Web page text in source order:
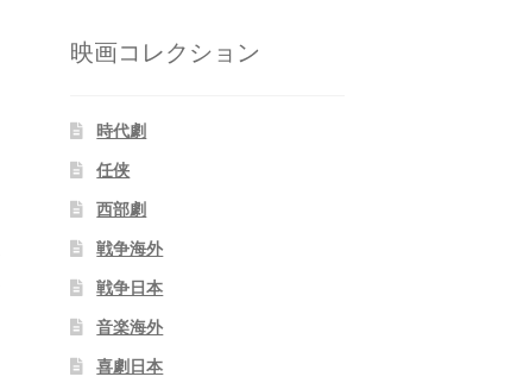
映画コレクション
時代劇
任侠
西部劇
戦争海外
戦争日本
音楽海外
喜劇日本